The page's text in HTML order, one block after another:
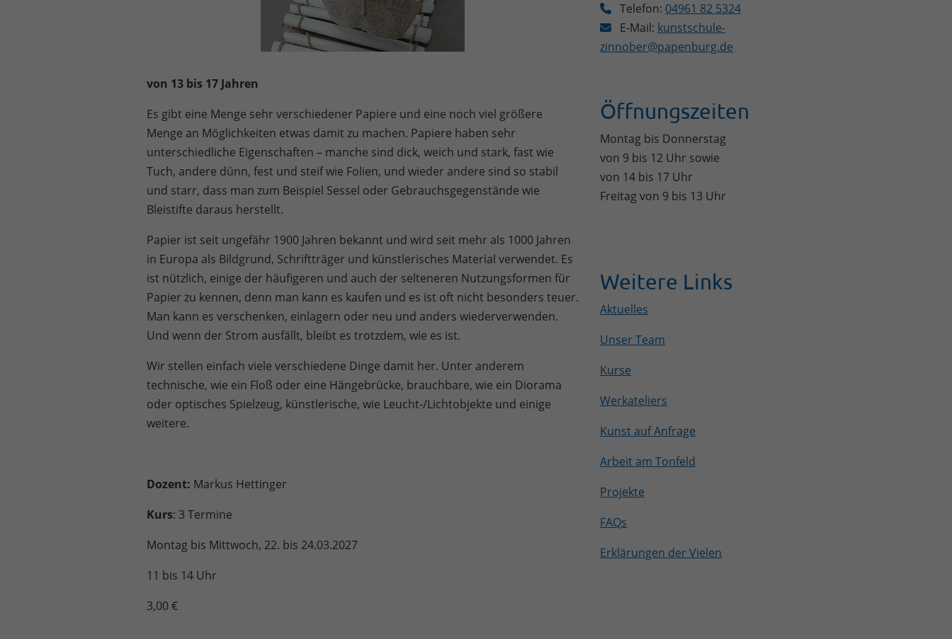
von 13 bis 17 Jahren
Es gibt eine Menge sehr verschiedener Papiere und eine noch viel größere
Menge an Möglichkeiten etwas damit zu machen. Papiere haben sehr
unterschiedliche Eigenschaften – manche sind dick, weich und stark, fast wie
Tuch, andere dünn, fest und steif wie Folien, und wieder andere sind so stabil
und starr, dass man zum Beispiel Sessel oder Gebrauchsgegenstände wie
Bleistifte daraus herstellt.
Papier ist seit ungefähr 1900 Jahren bekannt und wird seit mehr als 1000 Jahren
in Europa als Bildgrund, Schriftträger und künstlerisches Material verwendet. Es
ist nützlich, einige der häufigeren und auch der selteneren Nutzungsformen für
Papier zu kennen, denn man kann es kaufen und es ist oft nicht besonders teuer.
Man kann es verschenken, einlagern oder neu und anders wiederverwenden.
Und wenn der Strom ausfällt, bleibt es trotzdem, wie es ist.
Wir stellen einfach viele verschiedene Dinge damit her. Unter anderem
technische, wie ein Floß oder eine Hängebrücke, brauchbare, wie ein Diorama
oder optisches Spielzeug, künstlerische, wie Leucht-/Lichtobjekte und einige
weitere.
Dozent: Markus Hettinger
Kurs: 3 Termine
Montag bis Mittwoch, 22. bis 24.03.2027
11 bis 14 Uhr
3,00 €
Telefon: 04961 82 5324
E-Mail: kunstschule-
zinnober@papenburg.de
Öffnungszeiten
Montag bis Donnerstag
von 9 bis 12 Uhr sowie
von 14 bis 17 Uhr
Freitag von 9 bis 13 Uhr
Weitere Links
Aktuelles
Unser Team
Kurse
Werkateliers
Kunst auf Anfrage
Arbeit am Tonfeld
Projekte
FAQs
Erklärungen der Vielen